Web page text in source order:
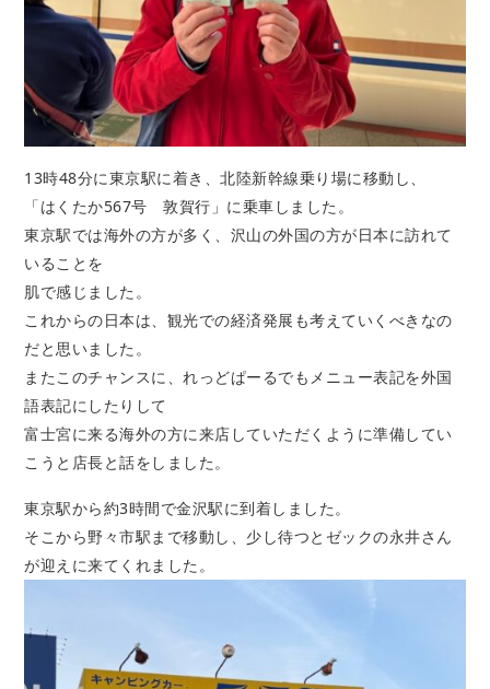
13時48分に東京駅に着き、北陸新幹線乗り場に移動し、
「はくたか567号 敦賀行」に乗車しました。
東京駅では海外の方が多く、沢山の外国の方が日本に訪れて
いることを
肌で感じました。
これからの日本は、観光での経済発展も考えていくべきなの
だと思いました。
またこのチャンスに、れっどぱーるでもメニュー表記を外国
語表記にしたりして
富士宮に来る海外の方に来店していただくように準備してい
こうと店長と話をしました。
東京駅から約3時間で金沢駅に到着しました。
そこから野々市駅まで移動し、少し待つとゼックの永井さん
が迎えに来てくれました。